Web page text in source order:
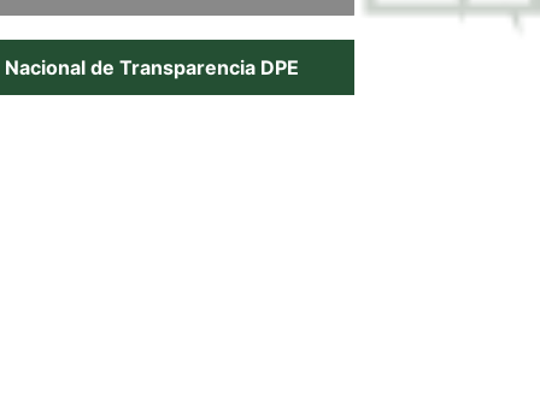
de Transparencia DPE